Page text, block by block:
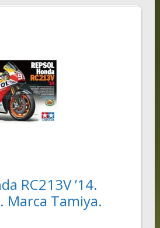
RC213V ’14.
Marca Tamiya.